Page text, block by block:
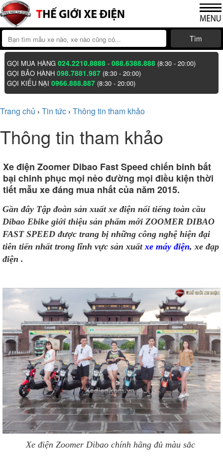
Tìm
GỌI MUA HÀNG024.2210.8888 -088.6388.888 (8:30 - 20:00)
GỌI BẢO HÀNH098.7881.987 (8:30 - 20:00)
GỌI KIẾU NẠI0966.888.887 (8:30 - 20:00)
Trang chủ › Tin tức › Thông tin tham khảo
Thông tin tham khảo
Xe điện Zoomer Dibao Fast Speed chiến binh bất
bại chinh phục mọi nẻo đường mọi điều kiện thời
tiết mẫu xe đáng mua nhất của năm 2015.
Gần đây Tập đoàn sản xuất xe điện nổi tiếng toàn cầu
Dibao Ebike giới thiệu sản phẩm mới ZOOMER DIBAO
FAST SPEED được trang bị những công nghệ hiện đại
tiên tiến nhất trong lĩnh vực sản xuấtxe máy điện, xe đạp
điện .
Xe điện Zoomer Dibao chính hãng đủ màu sắc